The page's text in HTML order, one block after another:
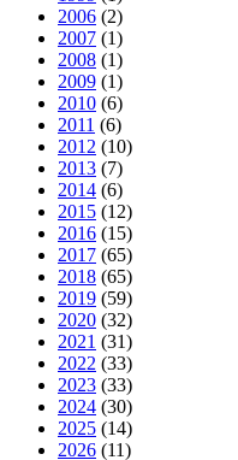
2006 (2)
2007 (1)
2008 (1)
2009 (1)
2010 (6)
2011 (6)
2012 (10)
2013 (7)
2014 (6)
2015 (12)
2016 (15)
2017 (65)
2018 (65)
2019 (59)
2020 (32)
2021 (31)
2022 (33)
2023 (33)
2024 (30)
2025 (14)
2026 (11)